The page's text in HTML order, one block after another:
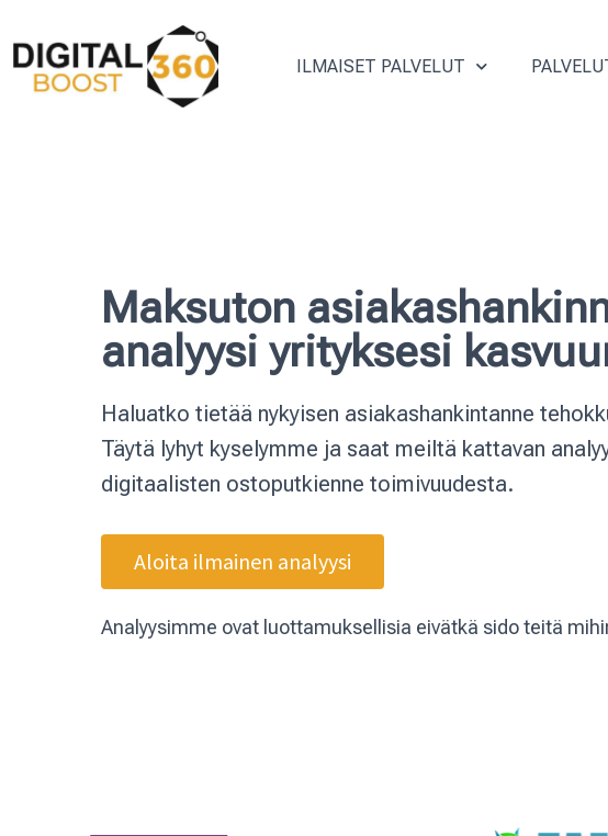
ILMAISET PALVELUT
Maksuton
analyysi yrityksesi
Haluatko tietää nykyisen asiakashankintanne
Täytä lyhyt kyselymme ja saat meiltä kattavan
digitaalisten ostoputkienne toimivuudesta.
Aloita ilmainen analyysi
Analyysimme ovat luottamuksellisia eivätkä sido teitä